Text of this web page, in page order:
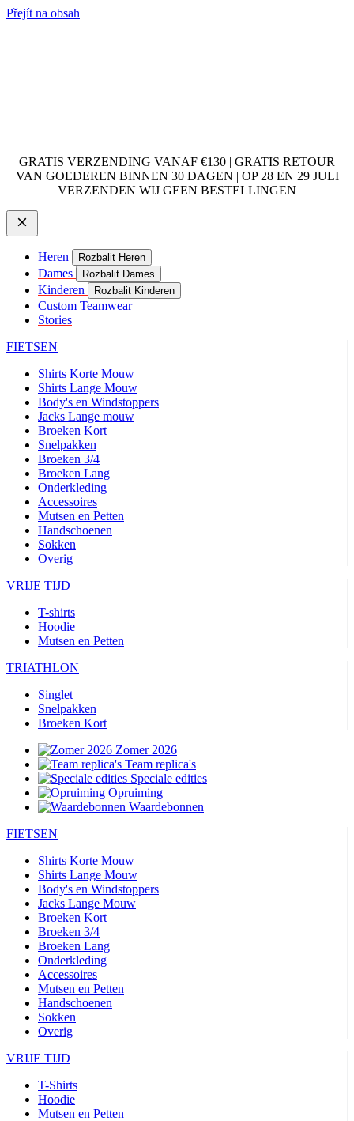
Přejít na obsah
GRATIS VERZENDING VANAF €130 | GRATIS RETOUR
VAN GOEDEREN BINNEN 30 DAGEN | OP 28 EN 29 JULI
VERZENDEN WIJ GEEN BESTELLINGEN
Heren Rozbalit Heren
Dames Rozbalit Dames
Kinderen Rozbalit Kinderen
Custom Teamwear
Stories
FIETSEN
Shirts Korte Mouw
Shirts Lange Mouw
Body's en Windstoppers
Jacks Lange mouw
Broeken Kort
Snelpakken
Broeken 3/4
Broeken Lang
Onderkleding
Accessoires
Mutsen en Petten
Handschoenen
Sokken
Overig
VRIJE TIJD
T-shirts
Hoodie
Mutsen en Petten
TRIATHLON
Singlet
Snelpakken
Broeken Kort
Zomer 2026
Team replica's
Speciale edities
Opruiming
Waardebonnen
FIETSEN
Shirts Korte Mouw
Shirts Lange Mouw
Body's en Windstoppers
Jacks Lange Mouw
Broeken Kort
Broeken 3/4
Broeken Lang
Onderkleding
Accessoires
Mutsen en Petten
Handschoenen
Sokken
Overig
VRIJE TIJD
T-Shirts
Hoodie
Mutsen en Petten